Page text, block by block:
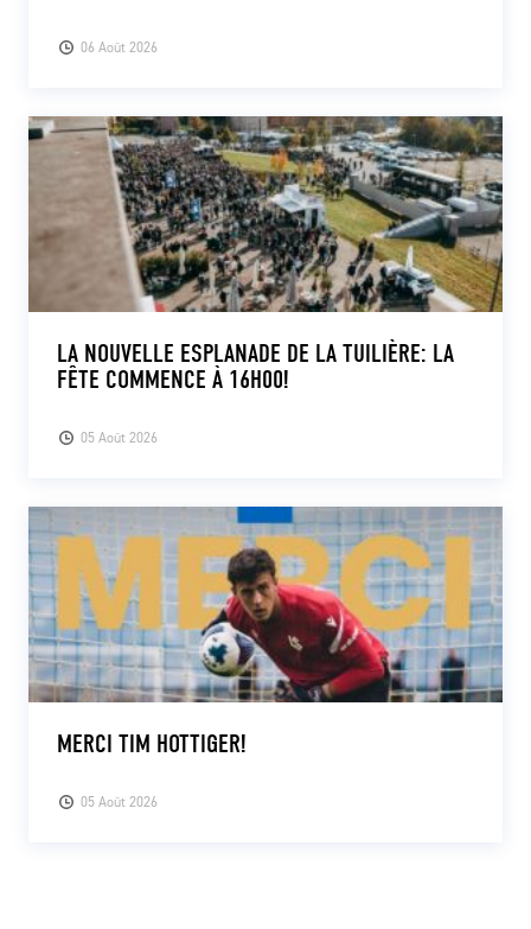
06 Août 2026
05 Août 2026
LA NOUVELLE ESPLANADE DE LA TUILIÈRE: LA
FÊTE COMMENCE À 16H00!
05 Août 2026
MERCI TIM HOTTIGER!